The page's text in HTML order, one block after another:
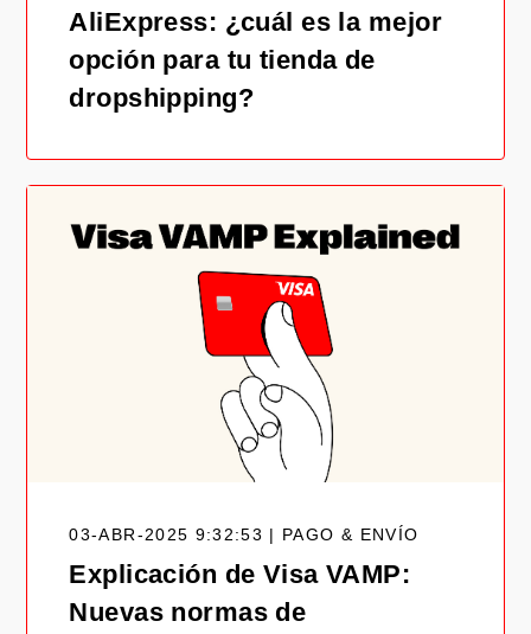
AliExpress: ¿cuál es la mejor
opción para tu tienda de
dropshipping?
03-ABR-2025 9:32:53 | PAGO & ENVÍO
Explicación de Visa VAMP:
Nuevas normas de